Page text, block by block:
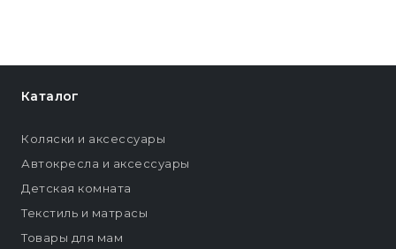
Каталог
Коляски и аксессуары
Автокресла и аксессуары
Детская комната
Текстиль и матрасы
Товары для мам